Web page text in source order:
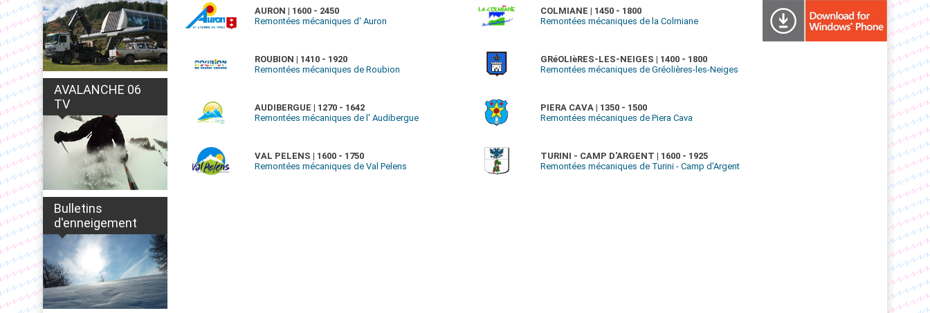
AVALANCHE 06
TV
Bulletins
d'enneigement
AURON | 1600 - 2450
Remontées mécaniques d' Auron
COLMIANE | 1450 - 1800
Remontées mécaniques de la Colmiane
ROUBION | 1410 - 1920
Remontées mécaniques de Roubion
GRéOLIèRES-LES-NEIGES | 1400 - 1800
Remontées mécaniques de Gréolières-les-Neiges
AUDIBERGUE | 1270 - 1642
Remontées mécaniques de l' Audibergue
PIERA CAVA | 1350 - 1500
Remontées mécaniques de Piera Cava
VAL PELENS | 1600 - 1750
Remontées mécaniques de Val Pelens
TURINI - CAMP D'ARGENT | 1600 - 1925
Remontées mécaniques de Turini - Camp d'Argent